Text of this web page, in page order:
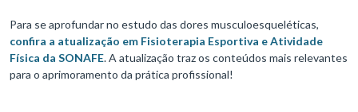
Para se aprofundar no estudo das dores musculoesqueléticas,
confira a atualização em Fisioterapia Esportiva e Atividade
Física da SONAFE. A atualização traz os conteúdos mais relevantes
para o aprimoramento da prática profissional!